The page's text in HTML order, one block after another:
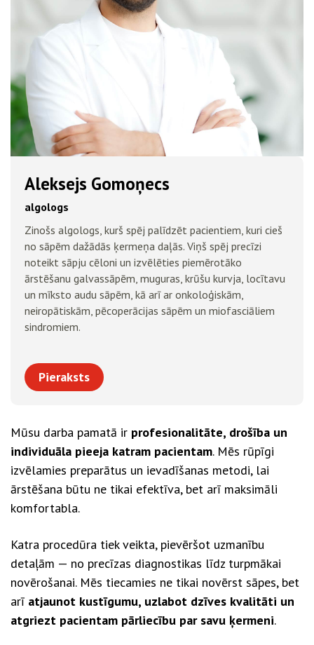
Aleksejs Gomoņecs
algologs
Zinošs algologs, kurš spēj palīdzēt pacientiem, kuri cieš
no sāpēm dažādās ķermeņa daļās. Viņš spēj precīzi
noteikt sāpju cēloni un izvēlēties piemērotāko
ārstēšanu galvassāpēm, muguras, krūšu kurvja, locītavu
un mīksto audu sāpēm, kā arī ar onkoloģiskām,
neiropātiskām, pēcoperācijas sāpēm un miofasciāliem
sindromiem.
Pieraksts
Mūsu darba pamatā ir profesionalitāte, drošība un
individuāla pieeja katram pacientam. Mēs rūpīgi
izvēlamies preparātus un ievadīšanas metodi, lai
ārstēšana būtu ne tikai efektīva, bet arī maksimāli
komfortabla.
Katra procedūra tiek veikta, pievēršot uzmanību
detaļām — no precīzas diagnostikas līdz turpmākai
novērošanai. Mēs tiecamies ne tikai novērst sāpes, bet
arī atjaunot kustīgumu, uzlabot dzīves kvalitāti un
atgriezt pacientam pārliecību par savu ķermeni.